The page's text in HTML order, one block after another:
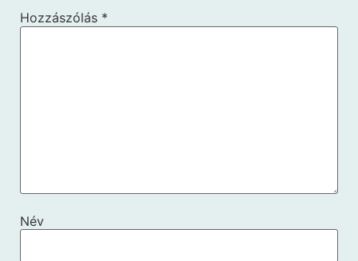
Hozzászólás *
Név